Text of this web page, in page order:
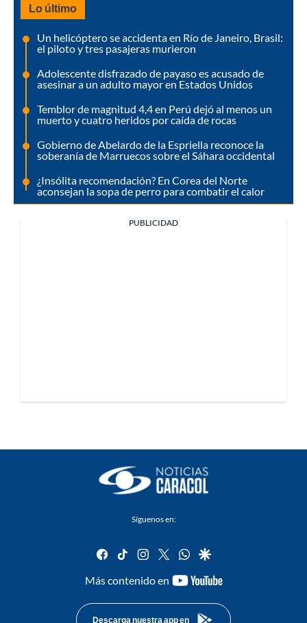
Lo último
Un helicóptero se accidenta en Río de Janeiro, Brasil:
el piloto y tres pasajeras murieron
Adolescente disfrazado de payaso es acusado de
asesinar a un adulto mayor en Estados Unidos
Temblor de magnitud 4,4 en Perú dejó al menos un
muerto y cuatro heridos por caída de rocas
Gobierno de Abelardo de la Espriella reconoce la
soberanía de Marruecos sobre el Sáhara occidental
¿Insólita recomendación? En Corea del Norte
aconsejan la sopa de perro para combatir el calor
PUBLICIDAD
Síguenos en:
facebook
tiktok instagram
twitterwhatsapp
google
Más contenido en
youtube-
Descarga nuestra app en